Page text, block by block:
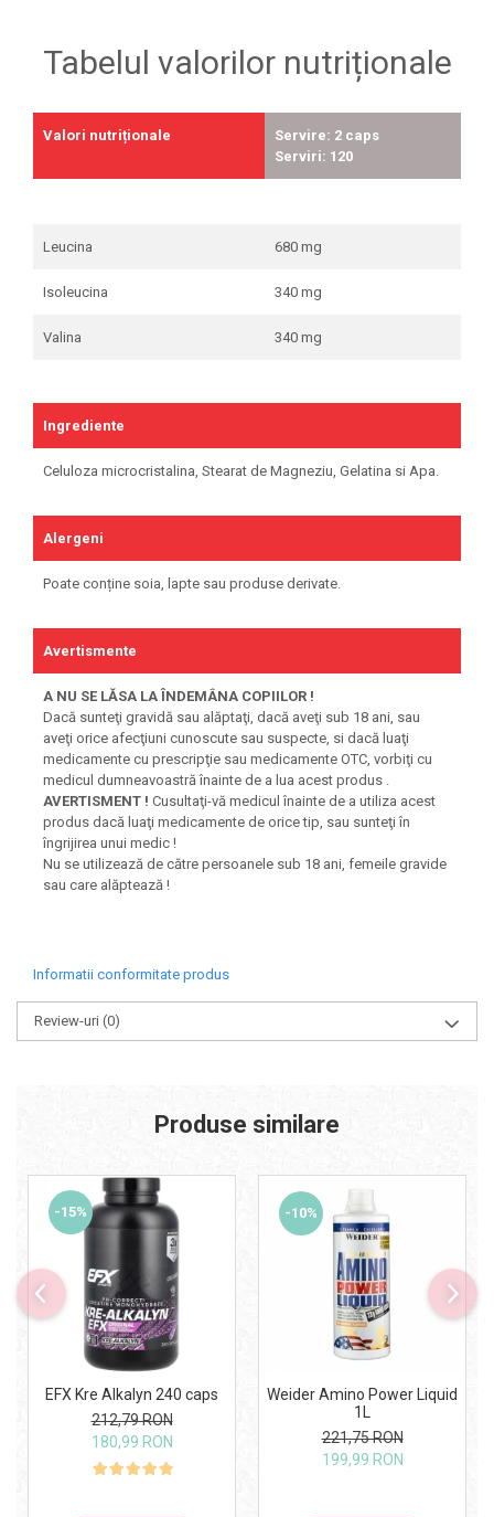
Tabelul valorilor nutriționale
Valori nutriționale
Servire: 2 caps
Serviri: 120
Leucina 680 mg
Isoleucina 340 mg
Valina 340 mg
Ingrediente
Celuloza microcristalina, Stearat de Magneziu, Gelatina si Apa.
Alergeni
Poate conține soia, lapte sau produse derivate.
Avertismente
A NU SE LĂSA LA ÎNDEMÂNA COPIILOR !
Dacă sunteţi gravidă sau alăptaţi, dacă aveţi sub 18 ani, sau
aveţi orice afecţiuni cunoscute sau suspecte, si dacă luaţi
medicamente cu prescripţie sau medicamente OTC, vorbiţi cu
medicul dumneavoastră înainte de a lua acest produs .
AVERTISMENT ! Cusultaţi-vă medicul înainte de a utiliza acest
produs dacă luaţi medicamente de orice tip, sau sunteţi în
îngrijirea unui medic !
Nu se utilizează de către persoanele sub 18 ani, femeile gravide
sau care alăptează !
Informatii conformitate produs
Review-uri (0)
Produse similare
-15%
EFX Kre Alkalyn 240 caps
212,79 RON
180,99 RON
-10%
Weider Amino Power Liquid
1L
221,75 RON
199,99 RON